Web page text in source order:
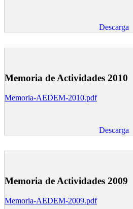
Descarga
Memoria de Actividades 2010
Memoria-AEDEM-2010.pdf
Descarga
Memoria de Actividades 2009
Memoria-AEDEM-2009.pdf